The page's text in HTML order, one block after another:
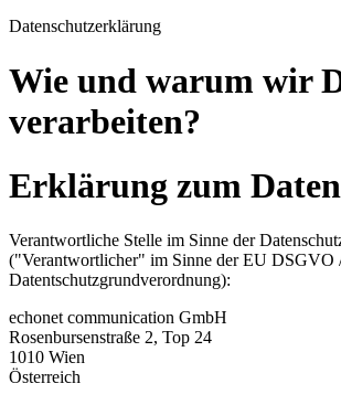
Datenschutzerklärung
Wie und warum wir
verarbeiten?
Erklärung zum
Verantwortliche Stelle im Sinne der
("Verantwortlicher" im Sinne der EU DSGVO
Datentschutzgrundverordnung):
echonet communication GmbH
Rosenbursenstraße 2, Top 24
1010 Wien
Österreich